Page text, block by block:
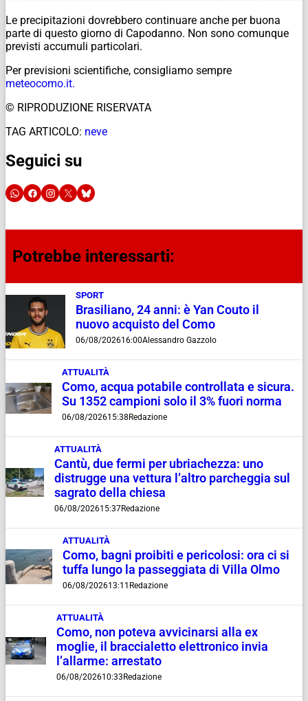
Le precipitazioni dovrebbero continuare anche per buona
parte di questo giorno di Capodanno. Non sono comunque
previsti accumuli particolari.
Per previsioni scientifiche, consigliamo sempre
meteocomo.it.
© RIPRODUZIONE RISERVATA
TAG ARTICOLO: neve
Seguici su
Potrebbe interessarti:
SPORT
Brasiliano, 24 anni: è Yan Couto il
nuovo acquisto del Como
06/08/202616:00Alessandro Gazzolo
ATTUALITÀ
Como, acqua potabile controllata e sicura.
Su 1352 campioni solo il 3% fuori norma
06/08/202615:38 Redazione
ATTUALITÀ
Cantù, due fermi per ubriachezza: uno
distrugge una vettura l’altro parcheggia sul
sagrato della chiesa
06/08/202615:37Redazione
ATTUALITÀ
Como, bagni proibiti e pericolosi: ora ci si
tuffa lungo la passeggiata di Villa Olmo
06/08/202613:11 Redazione
ATTUALITÀ
Como, non poteva avvicinarsi alla ex
moglie, il braccialetto elettronico invia
l’allarme: arrestato
06/08/202610:33 Redazione